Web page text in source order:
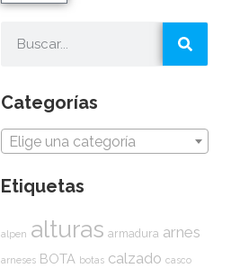
Categorías
Elige una categoría
Etiquetas
alpen alturas armadura arnes
arneses BOTA botas calzado casco